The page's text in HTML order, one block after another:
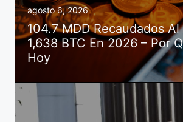
agosto 6, 2026
104.7 MDD Recaudados
1,638 BTC En 2026 – Por
Hoy